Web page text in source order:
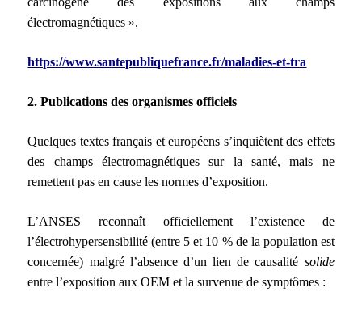
électromagnétiques ».
https://www.santepubliquefrance.fr/maladies-et-tra
2. Publications des organismes officiels
Quelques textes français et européens s’inquiètent des effets
des champs électromagnétiques sur la santé, mais ne
remettent pas en cause les normes d’exposition.
L’ANSES reconnaît officiellement l’existence de
l’électrohypersensibilité (entre 5 et 10 % de la population est
concernée) malgré l’absence d’un lien de causalité solide
entre l’exposition aux OEM et la survenue de symptômes :